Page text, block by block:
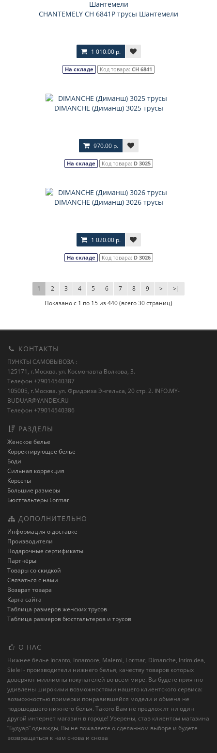
CHANTEMELY CH 6841Р трусы Шантемели
1 010.00 р.
На складе Код товара: CH 6841
DIMANCHE (Диманш) 3025 трусы
970.00 р.
На складе Код товара: D 3025
DIMANCHE (Диманш) 3026 трусы
1 020.00 р.
На складе Код товара: D 3026
1 2 3 4 5 6 7 8 9 > >|
Показано с 1 по 15 из 440 (всего 30 страниц)
КОНТАКТЫ
ПУНКТЫ САМОВЫВОЗА :
125171, г.Москва. ул. Космонавта Волкова, 3.
Телефон +79014540387
105005, г.Москва. ул. Фридриха Энгельса, 20 стр. 2. INFO.MY-
BUDUAR@YANDEX.RU
Телефон +79014540386
РАЗДЕЛЫ
Женское белье
Корректирующее белье
Боди
Сильная коррекция
Корсеты
Большие размеры
Бюстгальтеры Lormar
ДОПОЛНИТЕЛЬНО
Информация о доставке
Производители
Подарочные сертификаты
Партнёры
Товары со скидкой
Связаться с нами
Возврат товара
Карта сайта
Таблица размеров женских трусов
Таблица размеров бюстгальтеров и трусов
О НАС
Нижнее белье Incanto, Innamore, Malemi, Lormar, Dimanche, Intimidea,
Sielei - производители нижнего белья, качеству товаров которых
доверяют миллионы покупателей во всем мире. Вы будете приятно
удивлены широкими возможностями нашего клиентского сервиса:
возможностью примерки понравившейся модели и обмена не
подошедшего нижнего белья. Такого Вам не предложит ни один
другой интернет магазин в городе! Уверены, став клиентом магазина
“Будуар” однажды, Вы не пожалеете о сделанном выборе и будете
возвращаться к нам снова и снова